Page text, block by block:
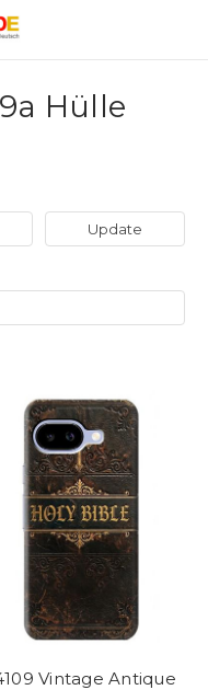
Hülle
Update
Vintage Antique